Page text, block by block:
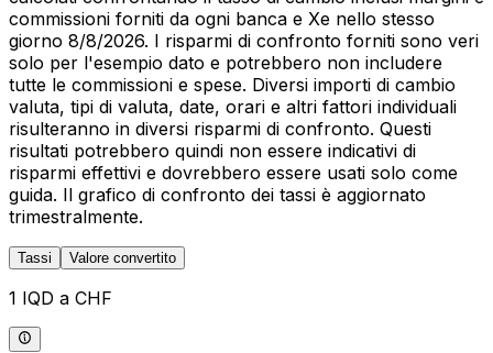
commissioni forniti da ogni banca e Xe nello stesso
giorno 8/8/2026. I risparmi di confronto forniti sono veri
solo per l'esempio dato e potrebbero non includere
tutte le commissioni e spese. Diversi importi di cambio
valuta, tipi di valuta, date, orari e altri fattori individuali
risulteranno in diversi risparmi di confronto. Questi
risultati potrebbero quindi non essere indicativi di
risparmi effettivi e dovrebbero essere usati solo come
guida. Il grafico di confronto dei tassi è aggiornato
trimestralmente.
Tassi Valore convertito
1 IQD a CHF